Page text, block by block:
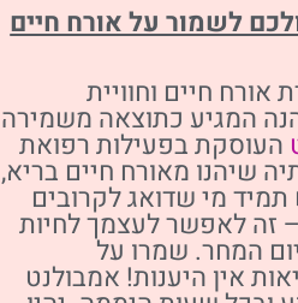
לשמור על אורח חיים
אורח חיים וחוויית
המגיע כתוצאה משמירה
העוסקת בפעילות רפואת
שיהנו מאורח חיים בריא,
מי שדואג לקרובים
זה לאפשר לעצמך לחיות
המחר. שמרו על
אין היענות! אמבולנט